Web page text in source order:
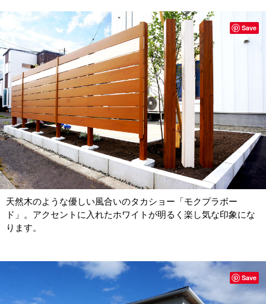
天然木のような優しい風合いのタカショー「モクプラボー
ド」。アクセントに入れたホワイトが明るく楽し気な印象にな
ります。
Save
Save